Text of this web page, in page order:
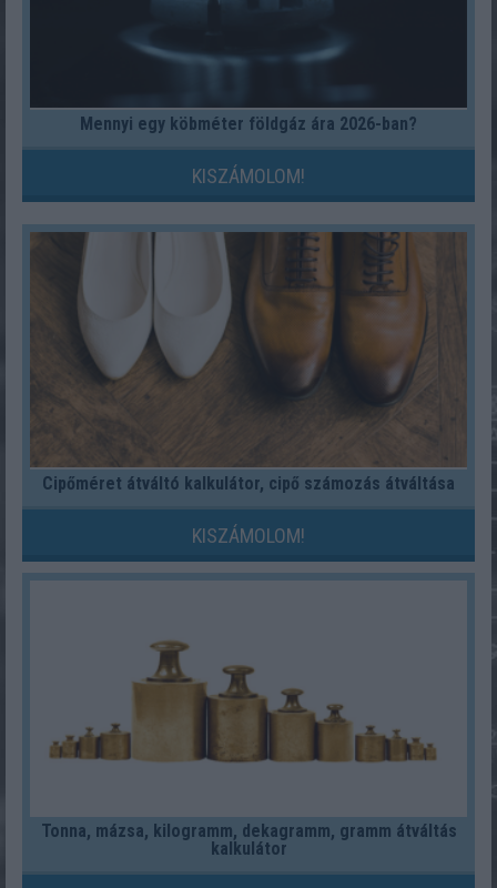
Mennyi egy köbméter földgáz ára 2026-ban?
KISZÁMOLOM!
Cipőméret átváltó kalkulátor, cipő számozás átváltása
KISZÁMOLOM!
Tonna, mázsa, kilogramm, dekagramm, gramm átváltás
kalkulátor